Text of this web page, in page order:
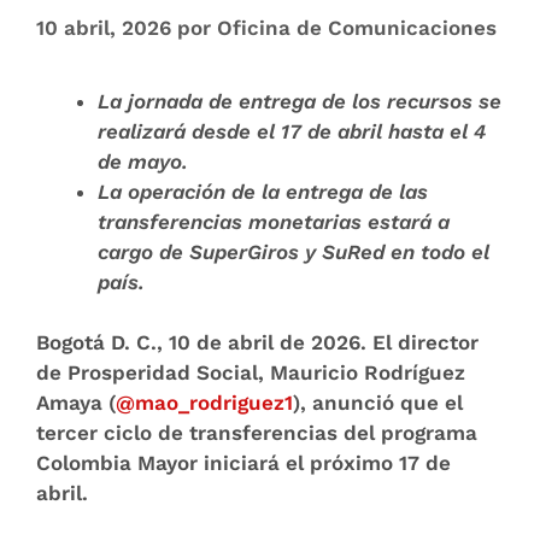
10 abril, 2026 por Oficina de Comunicaciones
La jornada de entrega de los recursos se
realizará desde el 17 de abril hasta el 4
de mayo.
La operación de la entrega de las
transferencias monetarias estará a
cargo de SuperGiros y SuRed en todo el
país.
Bogotá D. C., 10 de abril de 2026. El director
de Prosperidad Social, Mauricio Rodríguez
Amaya (@mao_rodriguez1), anunció que el
tercer ciclo de transferencias del programa
Colombia Mayor iniciará el próximo 17 de
abril.